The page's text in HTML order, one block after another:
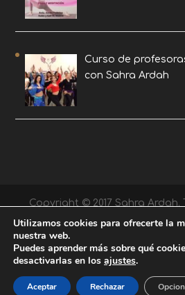
Curso de
con Sahra Ardah
Copyright © 2017 Sahra
reservados. |
Utilizamos cookies para ofrecerte la
nuestra web.
Puedes aprender más sobre qué
desactivarlas en los ajustes.
Aceptar Rechazar